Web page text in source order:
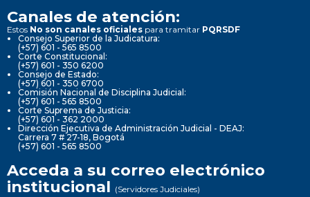
Canales de atención:
Estos No son canales oficiales para tramitar PQRSDF
Consejo Superior de la Judicatura:
(+57) 601 - 565 8500
Corte Constitucional:
(+57) 601 - 350 6200
Consejo de Estado:
(+57) 601 - 350 6700
Comisión Nacional de Disciplina Judicial:
(+57) 601 - 565 8500
Corte Suprema de Justicia:
(+57) 601 - 362 2000
Dirección Ejecutiva de Administración Judicial - DEAJ:
Carrera 7 # 27-18, Bogotá
(+57) 601 - 565 8500
Acceda a su correo electrónico
institucional (Servidores Judiciales)